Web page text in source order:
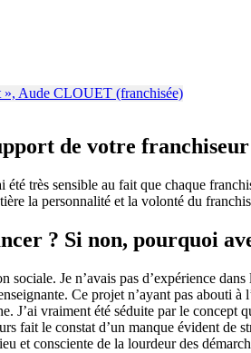
de votre
été très sensible au fait que chaque
la personnalité et la volonté du
? Si non, pourquoi
Je n’avais pas d’expérience
Ce projet n’ayant pas abouti
J’ai vraiment été séduite par le
fait le constat d’un manque évident de
et consciente de la lourdeur des